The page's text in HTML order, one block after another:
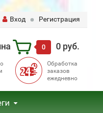
Вход Регистрация
0 0 руб.
Обработка
заказов
ежедневно